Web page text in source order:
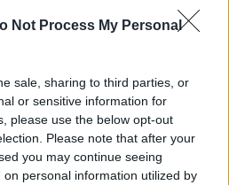
Not Process My Personal
sale, sharing to third parties, or
or sensitive information for
please use the below opt-out
Please note that after your
you may continue seeing
personal information utilized by
ΠΑΟΚ: Η άφιξη του Μπεν Μουρ
στη Θεσσαλονίκη (pics)
εκατ. ευρώ στο α' εξάμηνο – Στα 734